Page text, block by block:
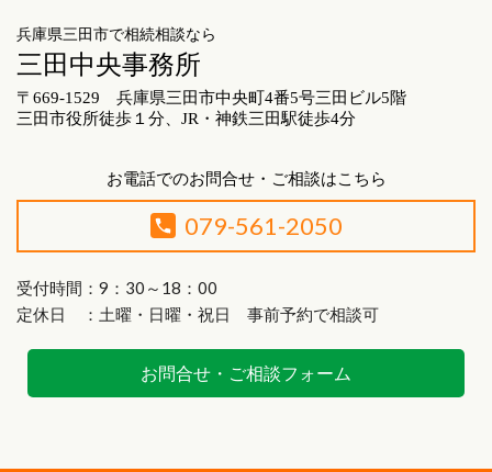
兵庫県三田市で相続相談なら
三田中央事務所
〒669-1529 兵庫県三田市中央町4番5号三田ビル5階
三田市役所徒歩１分、JR・神鉄三田駅徒歩4分
お電話でのお問合せ・ご相談はこちら
079-561-2050
受付時間：9：30～18：00
定休日 ：土曜・日曜・祝日 事前予約で相談可
お問合せ・ご相談フォーム